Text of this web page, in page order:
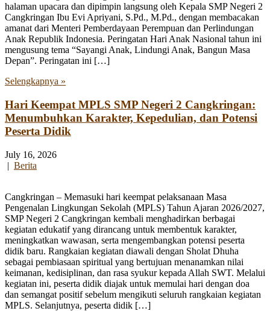
halaman upacara dan dipimpin langsung oleh Kepala SMP Negeri 2
Cangkringan Ibu Evi Apriyani, S.Pd., M.Pd., dengan membacakan
amanat dari Menteri Pemberdayaan Perempuan dan Perlindungan
Anak Republik Indonesia. Peringatan Hari Anak Nasional tahun ini
mengusung tema “Sayangi Anak, Lindungi Anak, Bangun Masa
Depan”. Peringatan ini […]
Selengkapnya »
Hari Keempat MPLS SMP Negeri 2 Cangkringan:
Menumbuhkan Karakter, Kepedulian, dan Potensi
Peserta Didik
July 16, 2026
| Berita
Cangkringan – Memasuki hari keempat pelaksanaan Masa
Pengenalan Lingkungan Sekolah (MPLS) Tahun Ajaran 2026/2027,
SMP Negeri 2 Cangkringan kembali menghadirkan berbagai
kegiatan edukatif yang dirancang untuk membentuk karakter,
meningkatkan wawasan, serta mengembangkan potensi peserta
didik baru. Rangkaian kegiatan diawali dengan Sholat Dhuha
sebagai pembiasaan spiritual yang bertujuan menanamkan nilai
keimanan, kedisiplinan, dan rasa syukur kepada Allah SWT. Melalui
kegiatan ini, peserta didik diajak untuk memulai hari dengan doa
dan semangat positif sebelum mengikuti seluruh rangkaian kegiatan
MPLS. Selanjutnya, peserta didik […]